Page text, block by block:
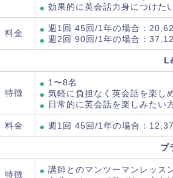
効果的に英会話力身につけた
料金
週1回 45回/1年の場合：
週2回 90回/1年の場合：
特徴
1〜8名
気軽に負担なく英会話を楽し
日常的に英会話を楽しみたい
料金 週1回 45回/1年の場合：
プ
特徴
講師とのマンツーマンレッス